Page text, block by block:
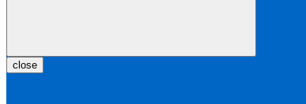
close